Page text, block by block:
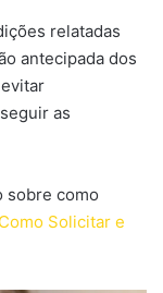
relatadas
antecipada dos
as
sobre como
Solicitar e